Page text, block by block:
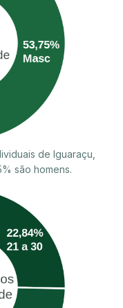
de Iguaraçu,
são homens.